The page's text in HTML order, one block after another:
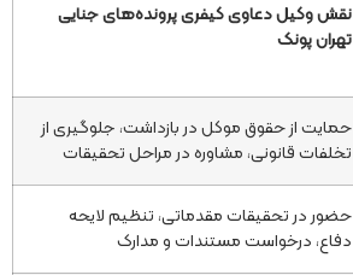
نقش وکیل دعاوی کیفری پرونده‌های جنایی
تهران پونک
حمایت از حقوق موکل در بازداشت، جلوگیری از
تخلفات قانونی، مشاوره در مراحل تحقیقات
حضور در تحقیقات مقدماتی، تنظیم لایحه
دفاع، درخواست مستندات و مدارک